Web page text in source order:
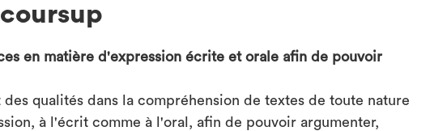
en matière d'expression écrite et orale afin de pouvoir
qualités dans la compréhension de textes de toute nature
à l'écrit comme à l'oral, afin de pouvoir argumenter,